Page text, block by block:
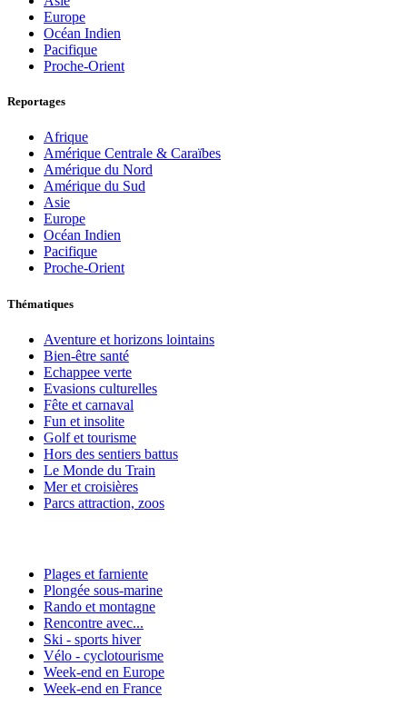
Europe
Océan Indien
Pacifique
Proche-Orient
Reportages
Afrique
Amérique Centrale & Caraïbes
Amérique du Nord
Amérique du Sud
Asie
Europe
Océan Indien
Pacifique
Proche-Orient
Thématiques
Aventure et horizons lointains
Bien-être santé
Echappee verte
Evasions culturelles
Fête et carnaval
Fun et insolite
Golf et tourisme
Hors des sentiers battus
Le Monde du Train
Mer et croisières
Parcs attraction, zoos
Plages et farniente
Plongée sous-marine
Rando et montagne
Rencontre avec...
Ski - sports hiver
Vélo - cyclotourisme
Week-end en Europe
Week-end en France